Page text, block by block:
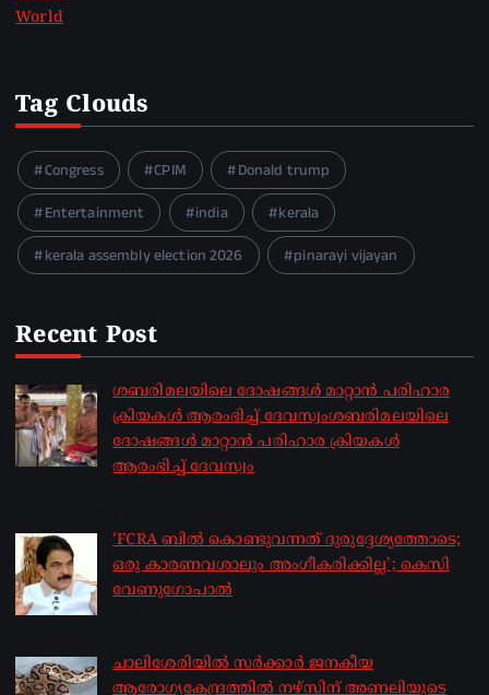
World
Tag Clouds
Congress CPIM
Donald trump
Entertainment
india
kerala
kerala assembly election 2026
pinarayi vijayan
Recent Post
ശബരിമലയിലെ ദോഷങ്ങൾ മാറ്റാൻ പരിഹാര
ക്രിയകൾ ആരംഭിച്ച് ദേവസ്വംശബരിമലയിലെ
ദോഷങ്ങൾ മാറ്റാൻ പരിഹാര ക്രിയകൾ
ആരംഭിച്ച് ദേവസ്വം
‘FCRA ബിൽ കൊണ്ടുവന്നത് ദുരുദ്ദേശ്യത്തോടെ;
ഒരു കാരണവശാലും അം​ഗീകരിക്കില്ല’; കെസി
വേണു​ഗോപാൽ
ചാലിശേരിയില്‍ സര്‍ക്കാര്‍ ജനകീയ
ആരോഗ്യകേന്ദ്രത്തില്‍ നഴ്സിന് അണലിയുടെ